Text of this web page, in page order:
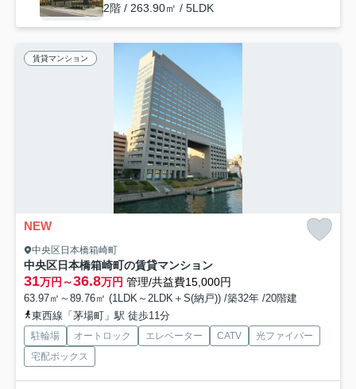
2階 / 263.90㎡ / 5LDK
賃貸マンション
NEW
中央区日本橋箱崎町
中央区日本橋箱崎町の賃貸マンション
31万円～36.8万円 管理/共益費15,000円
63.97㎡～89.76㎡ (1LDK～2LDK＋S(納戸)) /築32年 /20階建
東西線「茅場町」駅 徒歩11分
駐輪場 オートロック エレベーター CATV
光ファイバー
宅配ボックス